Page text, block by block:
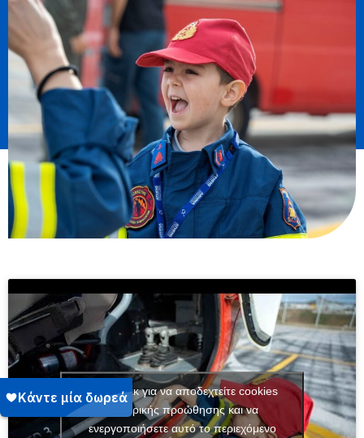
Κάντε κλικ για να αποδεχτείτε cookies
εμπορικής προώθησης και να
ενεργοποιήσετε αυτό το περιεχόμενο